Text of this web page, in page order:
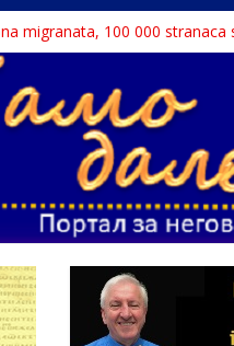
migranata, 100 000 stranaca
књига“ проглашен
o Nikoli Tesli?
reka ga odnela u
teme srpskih medija